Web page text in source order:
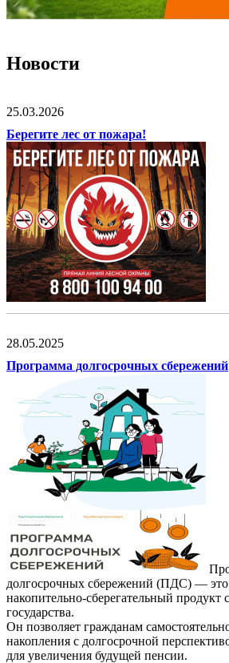
Новости
25.03.2026
Берегите лес от пожара!
28.05.2025
Программа долгосрочных сбережений
долгосрочных сбережений (ПДС) —
накопительно-сберегательный продукт
государства.
Он позволяет гражданам
накопления с долгосрочной
для увеличения будущей пенсии.